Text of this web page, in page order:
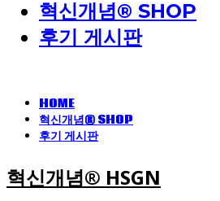
혁신개념® SHOP
후기 게시판
HOME
혁신개념® SHOP
후기 게시판
혁신개념® HSGN